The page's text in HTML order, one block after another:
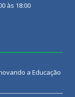
às 18:00
a Educação